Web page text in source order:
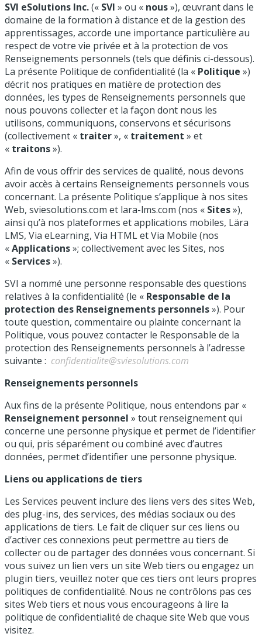
SVI eSolutions Inc.(« SVI » ou « nous»), œuvrant dans le
domaine de la formation à distance et de la gestion des
apprentissages, accorde une importance particulière au
respect de votre vie privée et à la protection de vos
Renseignements personnels (tels que définis ci-dessous).
La présente Politique de confidentialité (la « Politique »)
décrit nos pratiques en matière de protection des
données, les types de Renseignements personnels que
nous pouvons collecter et la façon dont nous les
utilisons, communiquons, conservons et sécurisons
(collectivement « traiter», « traitement » et
« traitons»).
Afin de vous offrir des services de qualité, nous devons
avoir accès à certains Renseignements personnels vous
concernant. La présente Politique s’applique à nos sites
Web, sviesolutions.com et lara-lms.com (nos « Sites»),
ainsi qu’à nos plateformes et applications mobiles, Lära
LMS, Via eLearning, Via HTML et Via Mobile (nos
«Applications»; collectivement avec les Sites, nos
« Services»).
SVI a nommé une personne responsable des questions
relatives à la confidentialité (le « Responsable de la
protection des Renseignements personnels»). Pour
toute question, commentaire ou plainte concernant la
Politique, vous pouvez contacter le Responsable de la
protection des Renseignements personnels à l’adresse
suivante : confidentialite@sviesolutions.com
Renseignements personnels
Aux fins de la présente Politique, nous entendons par «
Renseignement personnel » tout renseignement qui
concerne une personne physique et permet de l’identifier
ou qui, pris séparément ou combiné avec d’autres
données, permet d’identifier une personne physique.
Liens ou applications de tiers
Les Services peuvent inclure des liens vers des sites Web,
des plug-ins, des services, des médias sociaux ou des
applications de tiers. Le fait de cliquer sur ces liens ou
d’activer ces connexions peut permettre au tiers de
collecter ou de partager des données vous concernant. Si
vous suivez un lien vers un site Web tiers ou engagez un
plugin tiers, veuillez noter que ces tiers ont leurs propres
politiques de confidentialité. Nous ne contrôlons pas ces
sites Web tiers et nous vous encourageons à lire la
politique de confidentialité de chaque site Web que vous
visitez.